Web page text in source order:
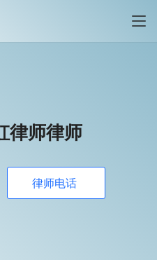
律师律师
律师电话